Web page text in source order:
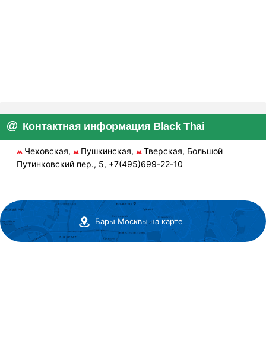
Контактная информация Black Thai
Чеховская, Пушкинская,
Тверская, Большой
Путинковский пер., 5, +7(495)699-22-10
Бары Москвы на карте